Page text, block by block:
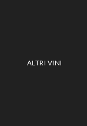
ALTRI VINI